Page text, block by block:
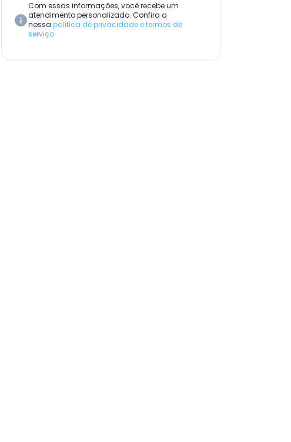
Com essas informações, você recebe um
atendimento personalizado. Confira a
nossa política de privacidade e termos de
serviço